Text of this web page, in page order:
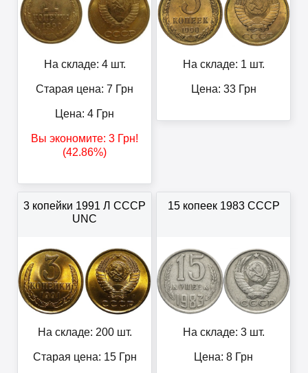
На складе: 4 шт.
Старая цена: 7 Грн
Цена: 4 Грн
Вы экономите: 3 Грн!
(42.86%)
На складе: 1 шт.
Цена: 33Грн
3 копейки 1991 Л СССР
UNC
На складе: 200 шт.
Старая цена: 15Грн
15 копеек 1983 СССР
На складе: 3 шт.
Цена: 8 Грн